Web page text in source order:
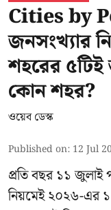
Cities by
জনসংখ্যার
শহরের
কোন শহর?
ওয়েব ডেস্ক
Published on: 12 Jul
প্রতি বছর ১১ জুলাই
নিয়মেই ২০২৬-এর